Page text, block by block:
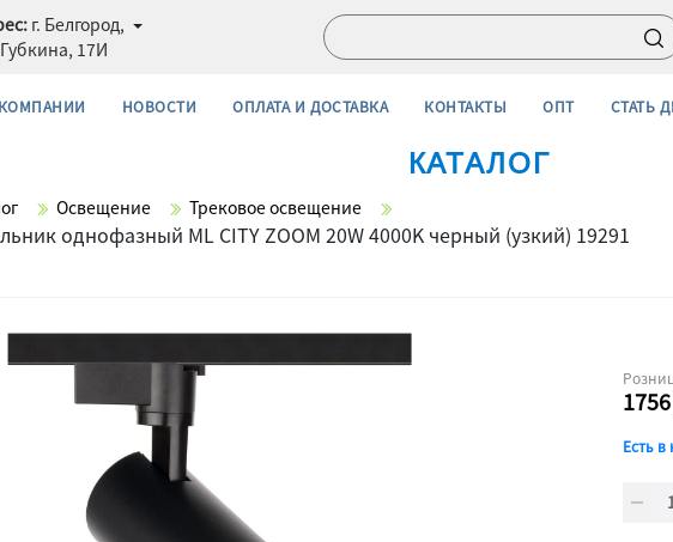
г. Белгород,
17И
НОВОСТИ ОПЛАТА И ДОСТАВКА КОНТАКТЫ ОПТ СТАТЬ
КАТАЛОГ
Освещение Трековое освещение
однофазный ML CITY ZOOM 20W 4000K черный (узкий) 19291
1756
Есть